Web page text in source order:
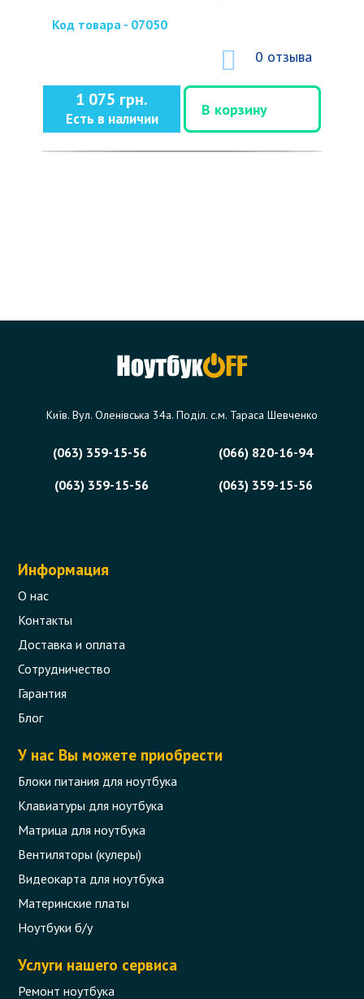
Код товара - 07050
0 отзыва
1 075 грн.
Есть в наличии
В корзину
Київ. Вул. Оленівська 34а. Поділ. с.м. Тараса Шевченко
(063) 359-15-56
(066) 820-16-94
(063) 359-15-56
(063) 359-15-56
Информация
О нас
Контакты
Доставка и оплата
Сотрудничество
Гарантия
Блог
У нас Вы можете приобрести
Блоки питания для ноутбука
Клавиатуры для ноутбука
Матрица для ноутбука
Вентиляторы (кулеры)
Видеокарта для ноутбука
Материнские платы
Ноутбуки б/у
Услуги нашего сервиса
Ремонт ноутбука